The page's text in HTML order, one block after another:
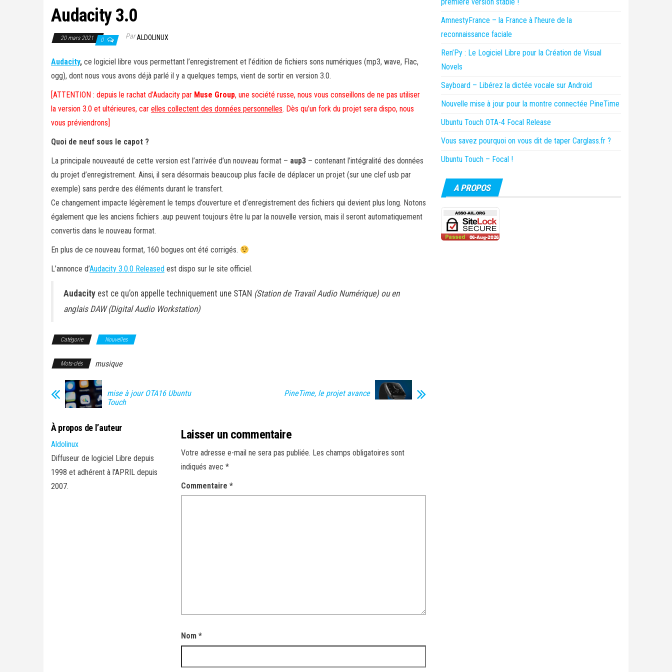
Audacity 3.0
20 mars 2021 0 ParALDOLINUX
Audacity, ce logiciel libre vous permettant l’enregistrement et l’édition de fichiers sons numériques (mp3, wave, Flac,
ogg), dont nous vous avons déjà parlé il y a quelques temps, vient de sortir en version 3.0.
[ATTENTION : depuis le rachat d’Audacity par Muse Group, une société russe, nous vous conseillons de ne pas utiliser
la version 3.0 et ultérieures, car elles collectent des données personnelles. Dès qu’un fork du projet sera dispo, nous
vous préviendrons]
Quoi de neuf sous le capot ?
La principale nouveauté de cette version est l’arrivée d’un nouveau format – aup3 – contenant l’intégralité des données
du projet d’enregistrement. Ainsi, il sera désormais beaucoup plus facile de déplacer un projet (sur une clef usb par
exemple) sans perdre des éléments durant le transfert.
Ce changement impacte légèrement le temps d’ouverture et d’enregistrement des fichiers qui devient plus long. Notons
également que les anciens fichiers .aup peuvent toujours être lu par la nouvelle version, mais il seront automatiquement
convertis dans le nouveau format.
En plus de ce nouveau format, 160 bogues ont été corrigés.
L’annonce d’Audacity 3.0.0 Released est dispo sur le site officiel.
Audacity est ce qu’on appelle techniquement une STAN (Station de Travail Audio Numérique) ou en
anglais DAW (Digital Audio Workstation)
Catégorie Nouvelles
Mots-clés musique
mise à jour OTA16 Ubuntu
Touch
PineTime, le projet avance
À propos de l’auteur
Aldolinux
Diffuseur de logiciel Libre depuis
1998 et adhérent à l'APRIL depuis
2007.
Laisser un commentaire
Votre adresse e-mail ne sera pas publiée. Les champs obligatoires sont
indiqués avec *
Commentaire *
Nom *
AmnestyFrance – la France à l’heure de la
reconnaissance faciale
Ren’Py : Le Logiciel Libre pour la Création de Visual
Novels
Sayboard – Libérez la dictée vocale sur Android
Nouvelle mise à jour pour la montre connectée PineTime
Ubuntu Touch OTA-4 Focal Release
Vous savez pourquoi on vous dit de taper Carglass.fr ?
Ubuntu Touch – Focal !
A PROPOS